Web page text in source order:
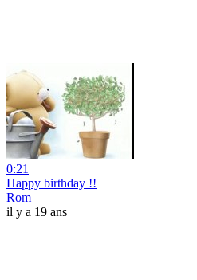
0:21
Happy birthday !!
Rom
il y a 19 ans